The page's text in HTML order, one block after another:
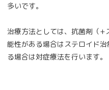
多いです。
治療方法としては、抗菌剤（+
能性がある場合はステロイド
る場合は対症療法を行います。